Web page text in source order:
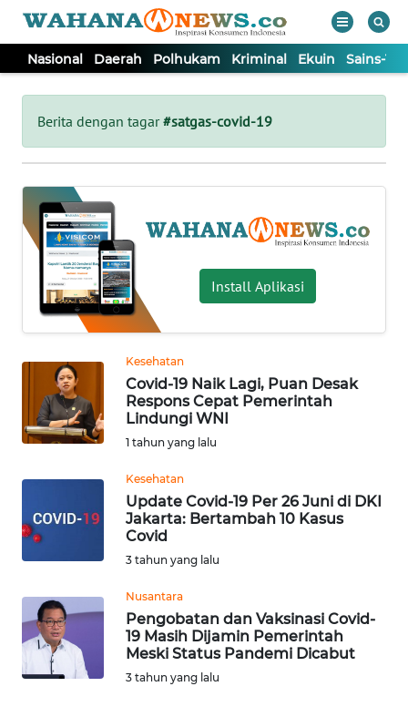
Nasional Daerah Polhukam Kriminal Ekuin Sains-
Berita dengan tagar#satgas-covid-19
Install Aplikasi
Kesehatan
Covid-19 Naik Lagi, Puan Desak
Respons Cepat Pemerintah
Lindungi WNI
1 tahun yang lalu
Kesehatan
Update Covid-19 Per 26 Juni di DKI
Jakarta: Bertambah 10 Kasus
Covid
3 tahun yang lalu
Nusantara
Pengobatan dan Vaksinasi Covid-
19 Masih Dijamin Pemerintah
Meski Status Pandemi Dicabut
3 tahun yang lalu
Tutup
NASIONAL
DAERAH
POLHUKAM
KRIMINAL
EKUIN
SAINS-TEKNO
INTERNASIONAL
PENDIDIKAN
OLAHRAGA